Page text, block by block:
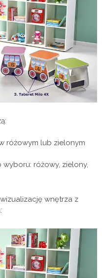
różowym lub zielonym
różowy, zielony,
wnętrza z